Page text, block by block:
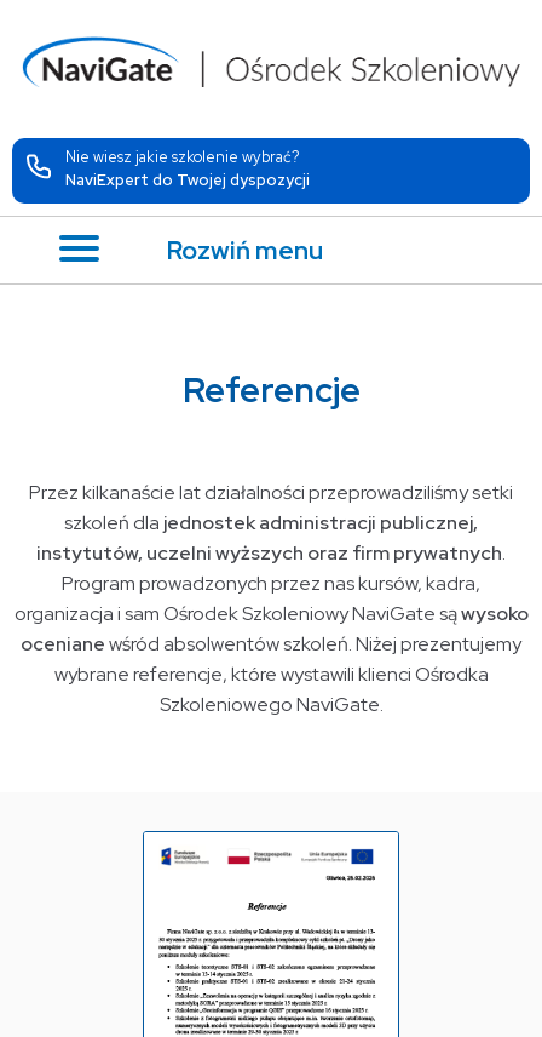
Nie wiesz jakie szkolenie wybrać?
NaviExpert do Twojej dyspozycji
Rozwiń menu
Referencje
Przez kilkanaście lat działalności przeprowadziliśmy setki
szkoleń dla jednostek administracji publicznej,
instytutów, uczelni wyższych oraz firm prywatnych.
Program prowadzonych przez nas kursów, kadra,
organizacja i sam Ośrodek Szkoleniowy NaviGate sąwysoko
ocenianewśród absolwentów szkoleń. Niżej prezentujemy
wybrane referencje, które wystawili klienci Ośrodka
Szkoleniowego NaviGate.